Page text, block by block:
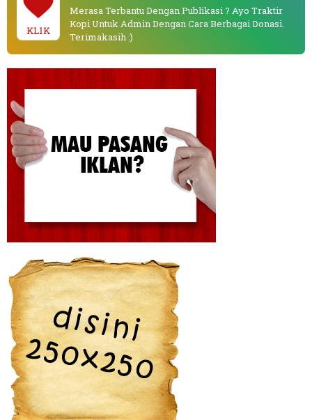
KLIK
Merasa Terbantu Dengan Publikasi ? Ayo Traktir
Kopi Untuk Admin Dengan Cara Berbagai Donasi.
Terimakasih :)